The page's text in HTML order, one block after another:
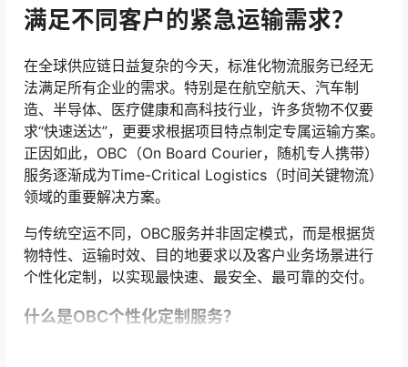
满足不同客户的紧急运输需求？
在全球供应链日益复杂的今天，标准化物流服务已经无
法满足所有企业的需求。特别是在航空航天、汽车制
造、半导体、医疗健康和高科技行业，许多货物不仅要
求“快速送达”，更要求根据项目特点制定专属运输方案。
正因如此，OBC（On Board Courier，随机专人携带）
服务逐渐成为Time-Critical Logistics（时间关键物流）
领域的重要解决方案。
与传统空运不同，OBC服务并非固定模式，而是根据货
物特性、运输时效、目的地要求以及客户业务场景进行
个性化定制，以实现最快速、最安全、最可靠的交付。
什么是OBC个性化定制服务？